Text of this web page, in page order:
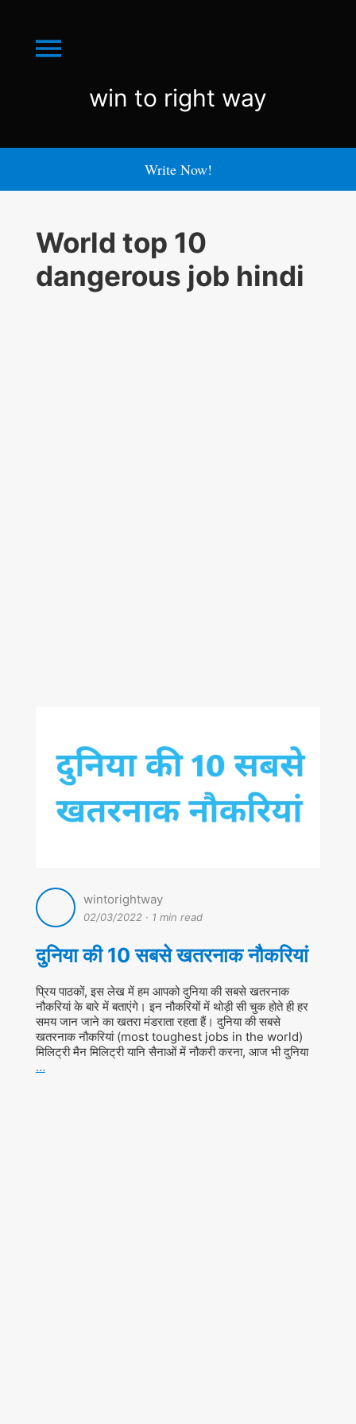
Menu
win
right
win to right way
Write Now!
World top 10
dangerous job hindi
wintorightway
02/03/2022· 1 min read
दुनिया की 10 सबसे खतरनाक नौकरियां
प्रिय पाठकों, इस लेख में हम आपको दुनिया की सबसे खतरनाक
नौकरियां के बारे में बताएंगे। इन नौकरियों में थोड़ी सी चुक होते ही हर
समय जान जाने का खतरा मंडराता रहता हैं। दुनिया की सबसे
खतरनाक नौकरियां (most toughest jobs in the world)
मिलिट्री मैन मिलिट्री यानि सैनाओं में नौकरी करना, आज भी दुनिया
…